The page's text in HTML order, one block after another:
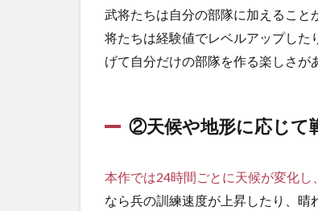
武将たちは自分の部隊に加えるこ
将たちは経験値でレベルアップした
げて自分だけの部隊を作る楽しさが
②天候や地形に応じて
本作では24時間ごとに天候が変化
なら兵の訓練速度が上昇したり、